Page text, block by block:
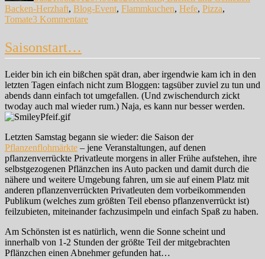
Backen-Herzhaft, Blog-Event, Flammkuchen, Hefe, Pizza,
Tomate3 Kommentarezu
Saisonstart…
Leider bin ich ein bißchen spät dran, aber irgendwie kam ich in den
letzten Tagen einfach nicht zum Bloggen: tagsüber zuviel zu tun und
abends dann einfach tot umgefallen. (Und zwischendurch zickt
twoday auch mal wieder rum.) Naja, es kann nur besser werden.
Letzten Samstag begann sie wieder: die Saison der
Pflanzenflohmärkte – jene Veranstaltungen, auf denen
pflanzenverrückte Privatleute morgens in aller Frühe aufstehen, ihre
selbstgezogenen Pflänzchen ins Auto packen und damit durch die
nähere und weitere Umgebung fahren, um sie auf einem Platz mit
anderen pflanzenverrückten Privatleuten dem vorbeikommenden
Publikum (welches zum größten Teil ebenso pflanzenverrückt ist)
feilzubieten, miteinander fachzusimpeln und einfach Spaß zu haben.
Am Schönsten ist es natürlich, wenn die Sonne scheint und
innerhalb von 1-2 Stunden der größte Teil der mitgebrachten
Pflänzchen einen Abnehmer gefunden hat…